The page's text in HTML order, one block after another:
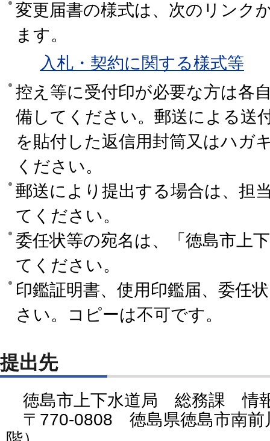
変更届書の様式は、次のリンク
ます。
入札・契約に関する様式等
控え等に受付印が必要な方は各
備してください。郵送による送
を貼付した返信用封筒又はハガ
ください。
郵送により提出する場合は、担
てください。
委任状等の宛名は、「徳島市上
てください。
印鑑証明書、使用印鑑届、委任
さい。コピーは不可です。
提出先
徳島市上下水道局 総務課 情
〒770-0808 徳島県徳島市南前